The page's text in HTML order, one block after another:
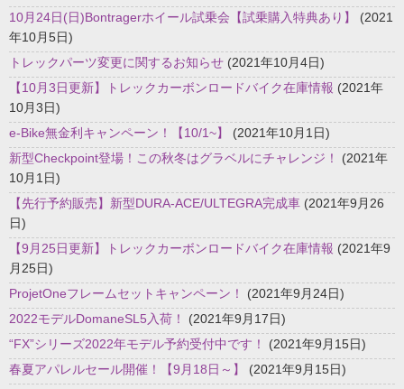
10月24日(日)Bontragerホイール試乗会【試乗購入特典あり】
(2021
年10月5日)
トレックパーツ変更に関するお知らせ (2021年10月4日)
【10月3日更新】トレックカーボンロードバイク在庫情報 (2021年
10月3日)
e-Bike無金利キャンペーン！【10/1~】
(2021年10月1日)
新型Checkpoint登場！この秋冬はグラベルにチャレンジ！
(2021年
10月1日)
【先行予約販売】新型DURA-ACE/ULTEGRA完成車 (2021年9月26
日)
【9月25日更新】トレックカーボンロードバイク在庫情報 (2021年9
月25日)
ProjetOneフレームセットキャンペーン！
(2021年9月24日)
2022モデルDomaneSL5入荷！
(2021年9月17日)
“FX”シリーズ2022年モデル予約受付中です！
(2021年9月15日)
春夏アパレルセール開催！【9月18日～】
(2021年9月15日)